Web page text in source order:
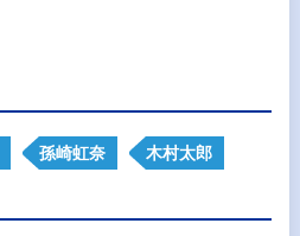
孫崎虹奈 木村太郎